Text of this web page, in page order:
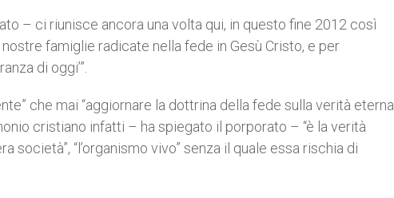
– ci riunisce ancora una volta qui, in questo fine 2012 così
famiglie radicate nella fede in Gesù Cristo, e per
di oggi’”.
che mai “aggiornare la dottrina della fede sulla verità eterna
cristiano infatti – ha spiegato il porporato – “è la verità
società”, “l’organismo vivo” senza il quale essa rischia di